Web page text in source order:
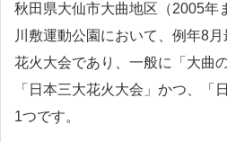
秋田県大仙市大曲地区（2005年
川敷運動公園において、例年8
花火大会であり、一般に「大曲
「日本三大花火大会」かつ、「
1つです。